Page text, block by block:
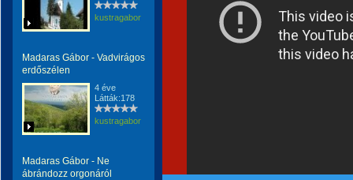
kustragabor
Madaras Gábor - Vadvirágos
erdőszélen
4 éve
Látták:178
kustragabor
Madaras Gábor - Ne
ábrándozz orgonáról